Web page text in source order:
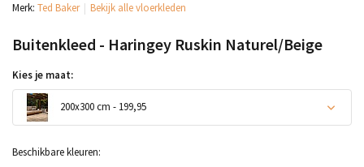
Merk: Ted Baker Bekijk alle vloerkleden
Buitenkleed - Haringey Ruskin Naturel/Beige
Kies je maat:
200x300 cm - 199,95
Beschikbare kleuren: